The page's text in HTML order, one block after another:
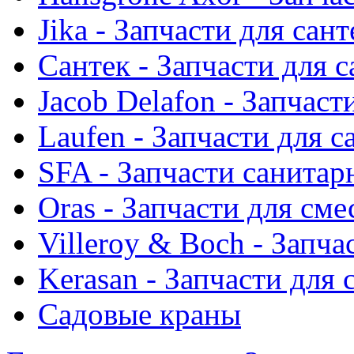
Jika - Запчасти для
Сантек - Запчасти для
Jacob Delafon -
Laufen - Запчасти для
SFA - Запчасти
Oras - Запчасти для
Villeroy & Boch -
Kerasan - Запчасти для
Садовые краны